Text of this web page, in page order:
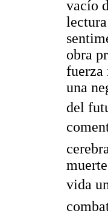
vacío
obra
fuerza
una
del
vida